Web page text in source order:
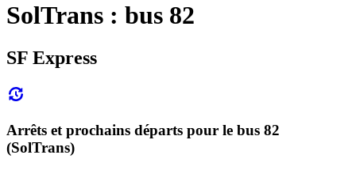
SolTrans : bus 82
SF Express
Arrêts et prochains départs pour le bus 82
(SolTrans)